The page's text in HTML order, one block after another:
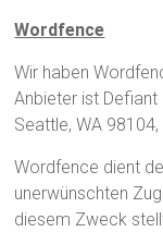
Wordfence
Wir haben
Anbieter ist
Seattle, WA
Wordfence dient
unerwünschten
diesem Zweck